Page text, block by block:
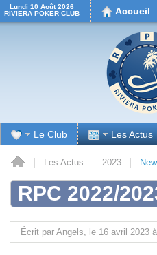
Lundi 10 Août 2026
RIVIERA POKER CLUB
Accueil
Le Club Les Actus
Les Actus 2023
RPC 2022/
Écrit par Angels, le 16 avril 2023